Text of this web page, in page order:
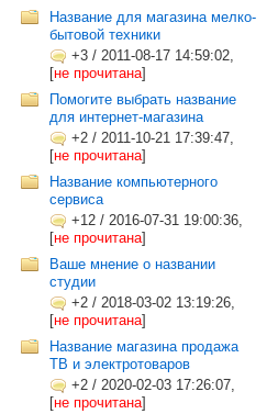
Название для магазина мелко-
бытовой техники
+3 / 2011-08-17 14:59:02,
[не прочитана]
Помогите выбрать название
для интернет-магазина
+2 / 2011-10-21 17:39:47,
[не прочитана]
Название компьютерного
сервиса
+12 / 2016-07-31 19:00:36,
[не прочитана]
Ваше мнение о названии
студии
+2 / 2018-03-02 13:19:26,
[не прочитана]
Название магазина продажа
ТВ и электротоваров
+2 / 2020-02-03 17:26:07,
[не прочитана]